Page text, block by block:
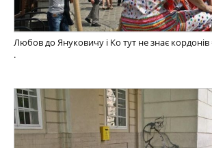
Любов до Януковичу і Ко тут не знає кордонів
.